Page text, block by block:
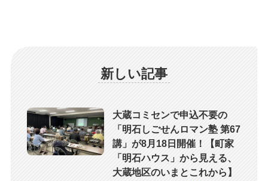
新しい記事
大蔵コミセンで申込不要の
「明石しごせんロマン塾 第67
講」が8月18日開催！【町家
「明石ハウス」から見える、
大蔵地区のいまとこれから】